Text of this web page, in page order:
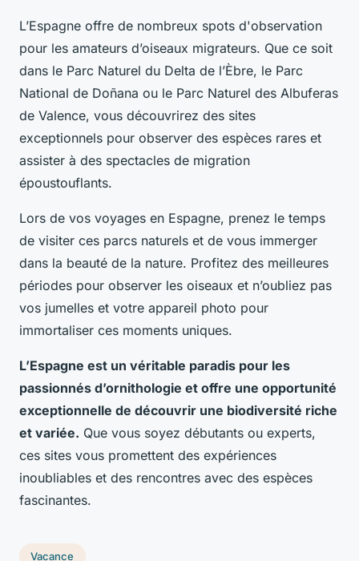
L’Espagne offre de nombreux spots d'observation
pour les amateurs d’oiseaux migrateurs. Que ce soit
dans le Parc Naturel du Delta de l’Èbre, le Parc
National de Doñana ou le Parc Naturel des Albuferas
de Valence, vous découvrirez des sites
exceptionnels pour observer des espèces rares et
assister à des spectacles de migration
époustouflants.
Lors de vos voyages en Espagne, prenez le temps
de visiter ces parcs naturels et de vous immerger
dans la beauté de la nature. Profitez des meilleures
périodes pour observer les oiseaux et n’oubliez pas
vos jumelles et votre appareil photo pour
immortaliser ces moments uniques.
L’Espagne est un véritable paradis pour les
passionnés d’ornithologie et offre une opportunité
exceptionnelle de découvrir une biodiversité riche
et variée. Que vous soyez débutants ou experts,
ces sites vous promettent des expériences
inoubliables et des rencontres avec des espèces
fascinantes.
Vacance